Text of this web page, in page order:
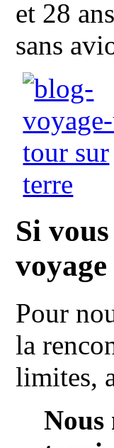
et 28
sans
Si
voyage
Pour
la
limites,
Nous